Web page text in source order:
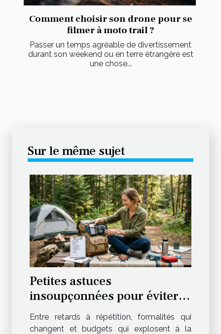
Comment choisir son drone pour se
filmer à moto trail ?
Passer un temps agréable de divertissement
durant son weekend ou en terre étrangère est
une chose...
Sur le même sujet
Petites astuces
insoupçonnées pour éviter
les mauvaises surprises en
voyage
Entre retards à répétition, formalités qui
changent et budgets qui explosent à la